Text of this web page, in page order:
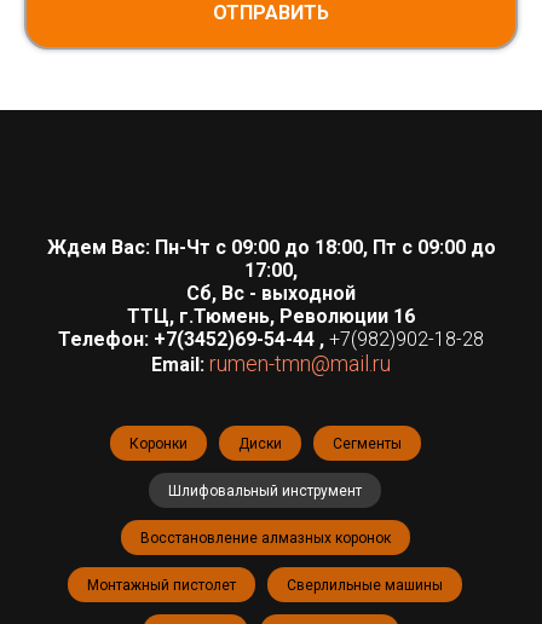
ОТПРАВИТЬ
Ждем Вас: Пн-Чт с 09:00 до 18:00, Пт с 09:00 до
17:00,
Сб, Вс - выходной
ТТЦ, г.Тюмень, Революции 16
Телефон: +7(3452)69-54-44 , +7(982)902-18-28
Email: rumen-tmn@mail.ru
Коронки Диски Сегменты
Шлифовальный инструмент
Восстановление алмазных коронок
Монтажный пистолет Сверлильные машины